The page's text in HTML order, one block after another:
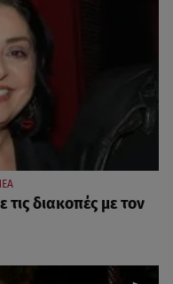
τις διακοπές με τον